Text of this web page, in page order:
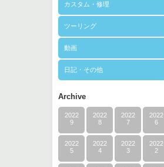
カスタム・修理
ツーリング
動画
日記・その他
Archive
2022
9
2022
8
2022
7
2022
6
2022
5
2022
4
2022
3
2022
2